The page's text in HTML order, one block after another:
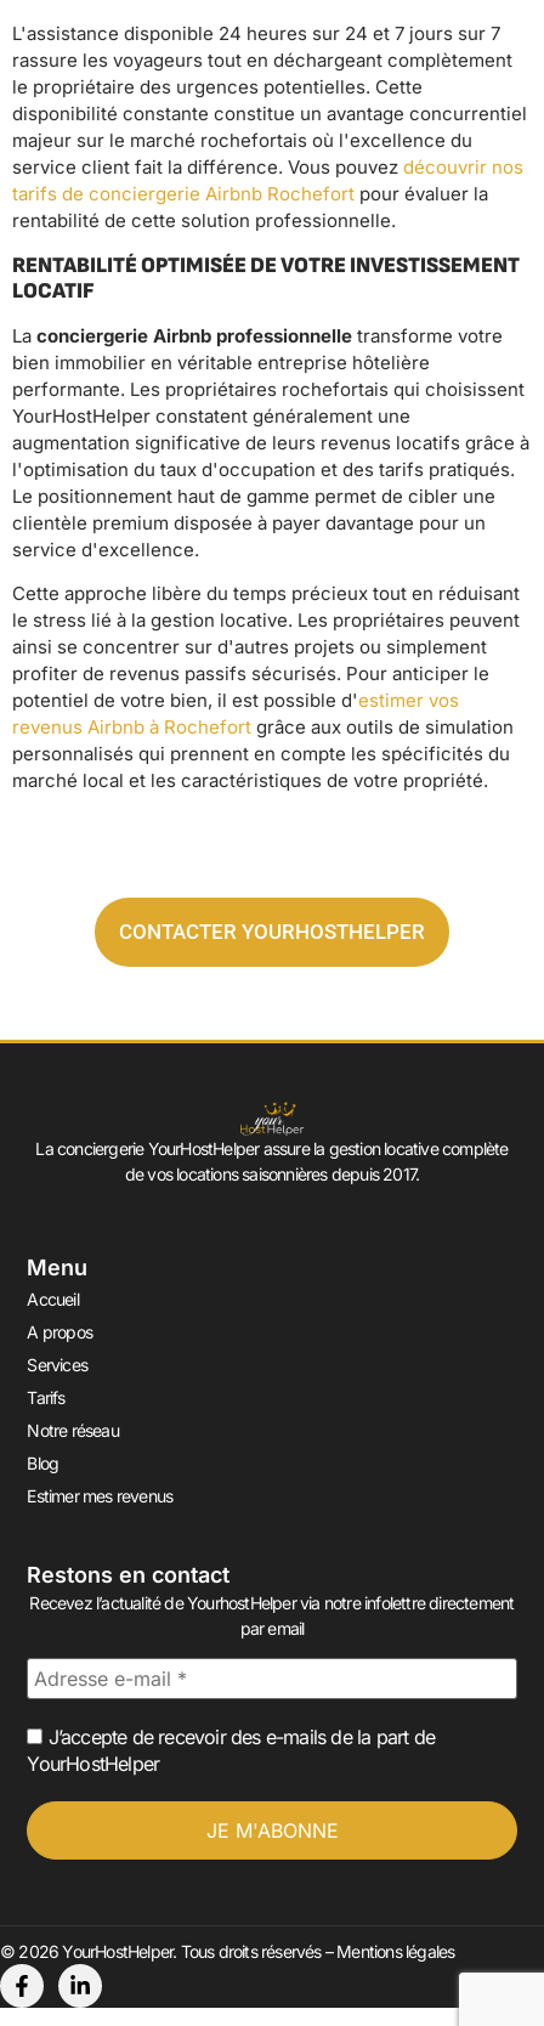
L'assistance disponible 24 heures sur 24 et 7 jours sur 7
rassure les voyageurs tout en déchargeant complètement
le propriétaire des urgences potentielles. Cette
disponibilité constante constitue un avantage concurrentiel
majeur sur le marché rochefortais où l'excellence du
service client fait la différence. Vous pouvez découvrir nos
tarifs de conciergerie Airbnb Rochefort pour évaluer la
rentabilité de cette solution professionnelle.
RENTABILITÉ OPTIMISÉE DE VOTRE INVESTISSEMENT
LOCATIF
La conciergerie Airbnb professionnelle transforme votre
bien immobilier en véritable entreprise hôtelière
performante. Les propriétaires rochefortais qui choisissent
YourHostHelper constatent généralement une
augmentation significative de leurs revenus locatifs grâce à
l'optimisation du taux d'occupation et des tarifs pratiqués.
Le positionnement haut de gamme permet de cibler une
clientèle premium disposée à payer davantage pour un
service d'excellence.
Cette approche libère du temps précieux tout en réduisant
le stress lié à la gestion locative. Les propriétaires peuvent
ainsi se concentrer sur d'autres projets ou simplement
profiter de revenus passifs sécurisés. Pour anticiper le
potentiel de votre bien, il est possible d'estimer vos
revenus Airbnb à Rochefort grâce aux outils de simulation
personnalisés qui prennent en compte les spécificités du
marché local et les caractéristiques de votre propriété.
CONTACTER YOURHOSTHELPER
La conciergerie YourHostHelper assure la gestion locative complète
de vos locations saisonnières depuis 2017.
Menu
Accueil
A propos
Services
Tarifs
Notre réseau
Blog
Estimer mes revenus
Restons en contact
Recevez l’actualité de YourhostHelper via notre infolettre directement
par email
J’accepte de recevoir des e-mails de la part de
YourHostHelper
© 2026 YourHostHelper. Tous droits réservés –Mentions légales